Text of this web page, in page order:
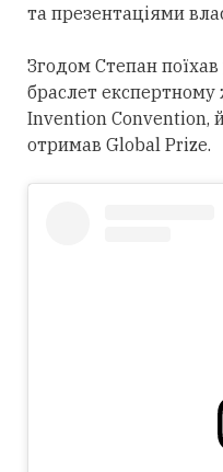
та презентаціями
Згодом Степан
браслет
Invention Convention,
отримав Global Prize.